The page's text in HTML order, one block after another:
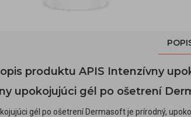
produktu APIS Intenzívny
upokojujúci gél po ošetrení
gél po ošetrení Dermasoft je prírodný,